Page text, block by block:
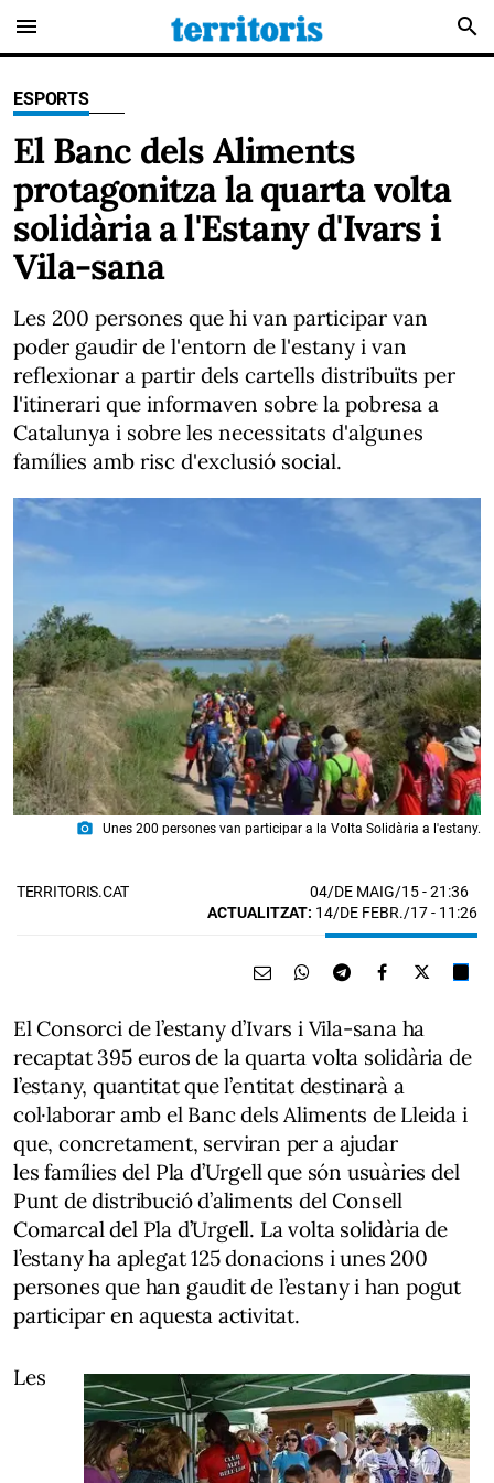
menu search
ESPORTS
El Banc dels Aliments
protagonitza la quarta volta
solidària a l'Estany d'Ivars i
Vila-sana
Les 200 persones que hi van participar van
poder gaudir de l'entorn de l'estany i van
reflexionar a partir dels cartells distribuïts per
l'itinerari que informaven sobre la pobresa a
Catalunya i sobre les necessitats d'algunes
famílies amb risc d'exclusió social.
photo_camera Unes 200 persones van participar a la Volta Solidària a l'estany.
TERRITORIS.CAT 04/DE MAIG/15- 21:36
ACTUALITZAT: 14/DE FEBR./17 - 11:26
El Consorci de l’estany d’Ivars i Vila-sana ha
recaptat 395 euros de la quarta volta solidària de
l’estany, quantitat que l’entitat destinarà a
col·laborar amb el Banc dels Aliments de Lleida i
que, concretament, serviran per a ajudar
les famílies del Pla d’Urgell que són usuàries del
Punt de distribució d’aliments del Consell
Comarcal del Pla d’Urgell. La volta solidària de
l’estany ha aplegat 125 donacions i unes 200
persones que han gaudit de l’estany i han pogut
participar en aquesta activitat.
Les